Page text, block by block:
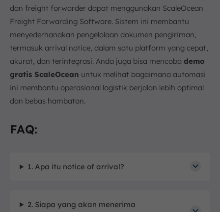
dan freight forwarder dapat menggunakan ScaleOcean
Freight Forwarding Software. Sistem ini membantu
menyederhanakan pengelolaan dokumen pengiriman,
termasuk arrival notice, dalam satu platform yang cepat,
akurat, dan terintegrasi. Anda juga bisa mencoba demo
gratis ScaleOcean untuk melihat bagaimana automasi
ini membantu operasional logistik berjalan lebih optimal
dan bebas hambatan.
FAQ:
1. Apa itu notice of arrival?
2. Siapa yang akan menerima